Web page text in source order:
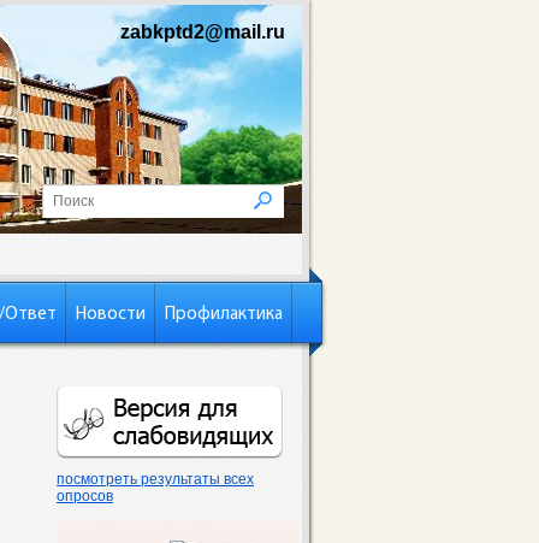
zabkptd2@mail.ru
Ответ Новости Профилактика
посмотреть результаты всех
опросов